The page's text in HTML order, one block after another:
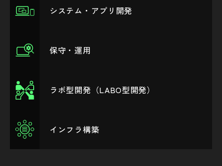
システム・アプリ開発
保守・運用
ラボ型開発（LABO型開発）
インフラ構築